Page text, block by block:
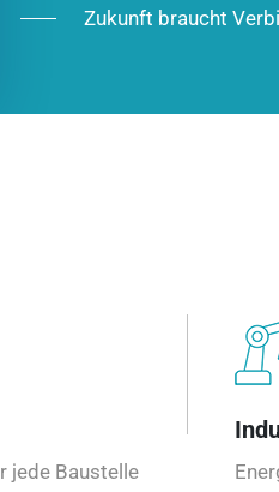
Zukunft braucht
jede Baustelle